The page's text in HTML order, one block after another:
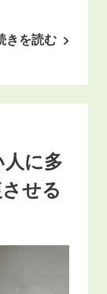
きを読む
人に多
せる